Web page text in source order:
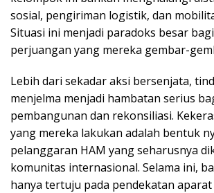
sosial, pengiriman logistik, dan
Situasi ini menjadi paradoks besar
perjuangan yang mereka gembar-
Lebih dari sekadar aksi bersenjata,
menjelma menjadi hambatan serius
pembangunan dan rekonsiliasi.
yang mereka lakukan adalah bentuk
pelanggaran HAM yang seharusnya
komunitas internasional. Selama ini,
hanya tertuju pada pendekatan aparat